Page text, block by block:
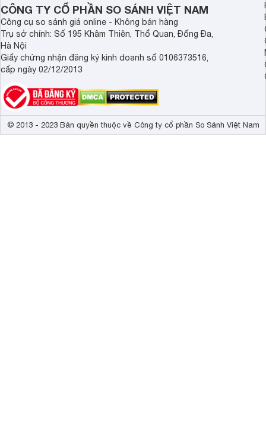
CÔNG TY CỔ PHẦN SO SÁNH VIỆT NAM
Công cụ so sánh giá online - Không bán hàng
Trụ sở chính: Số 195 Khâm Thiên, Thổ Quan, Đống Đa,
Hà Nội
Giấy chứng nhận đăng ký kinh doanh số 0106373516,
cấp ngày 02/12/2013
© 2013 - 2023 Bản quyền thuộc về Công ty cổ phần So Sánh Việt Nam